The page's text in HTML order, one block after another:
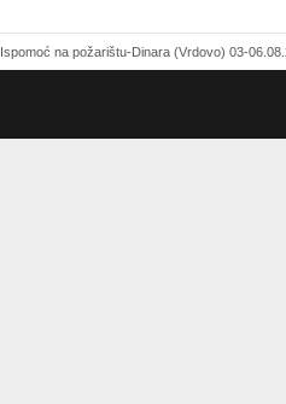
Ispomoć na požarištu-Dinara (Vrdovo) 03-